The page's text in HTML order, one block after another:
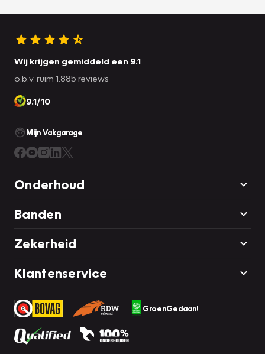
Wij krijgen gemiddeld een 9.1
o.b.v. ruim 1.885 reviews
9.1/10
Mijn Vakgarage
Onderhoud
Banden
Zekerheid
Klantenservice
GroenGedaan!